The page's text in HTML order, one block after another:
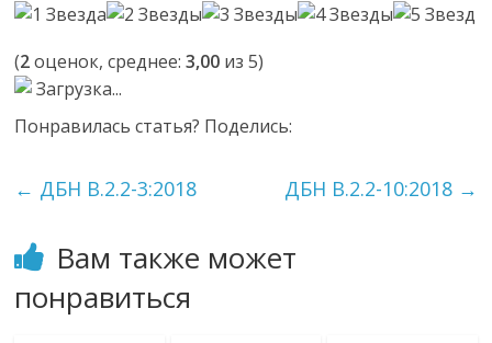
(2оценок, среднее:3,00 из 5)
Загрузка...
Понравилась статья? Поделись:
← ДБН В.2.2-3:2018 ДБН В.2.2-10:2018 →
Вам также может
понравиться